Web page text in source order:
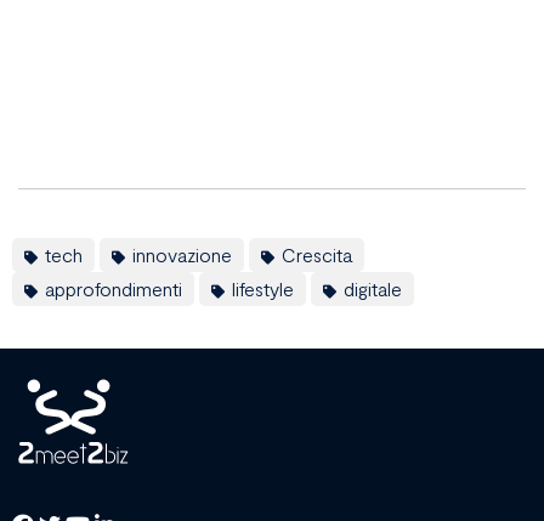
tech innovazione
Crescita
approfondimenti
lifestyle digitale